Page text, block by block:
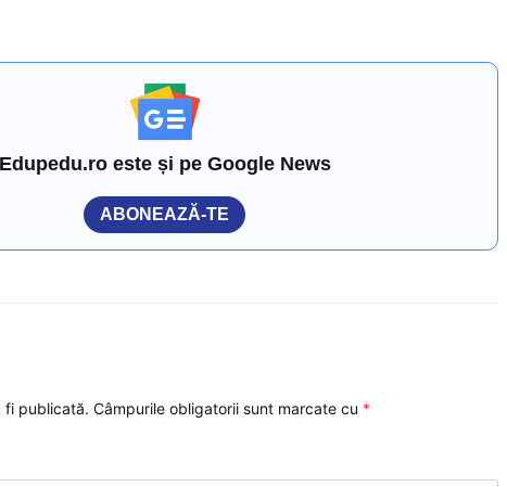
Edupedu.ro este și pe Google News
ABONEAZĂ-TE
fi publicată. Câmpurile obligatorii sunt marcate cu *